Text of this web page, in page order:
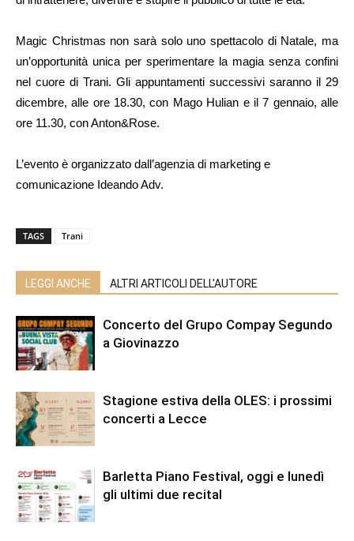
Magic Christmas non sarà solo uno spettacolo di Natale, ma
un’opportunità unica per sperimentare la magia senza confini
nel cuore di Trani. Gli appuntamenti successivi saranno il 29
dicembre, alle ore 18.30, con Mago Hulian e il 7 gennaio, alle
ore 11.30, con Anton&Rose.
L’evento è organizzato dall’agenzia di marketing e
comunicazione Ideando Adv.
TAGS Trani
LEGGI ANCHE ALTRI ARTICOLI DELL'AUTORE
Concerto del Grupo Compay Segundo
a Giovinazzo
Stagione estiva della OLES: i prossimi
concerti a Lecce
Barletta Piano Festival, oggi e lunedì
gli ultimi due recital